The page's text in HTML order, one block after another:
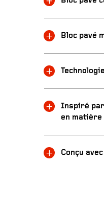
Bloc pavé
Inspiré
en matière
Conçu